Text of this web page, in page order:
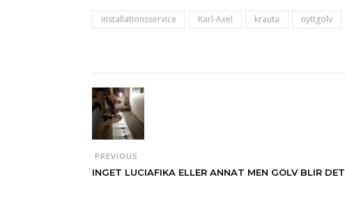
installationsservice Karl-Axel krauta nyttgolv
PREVIOUS
INGET LUCIAFIKA ELLER ANNAT MEN GOLV BLIR DET